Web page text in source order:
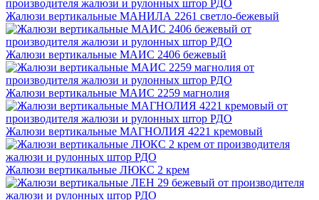
Жалюзи вертикальные МАНИЛА 2261 светло-бежевый
Жалюзи вертикальные МАИС 2406 бежевый
Жалюзи вертикальные МАИС 2259 магнолия
Жалюзи вертикальные МАГНОЛИЯ 4221 кремовый
Жалюзи вертикальные ЛЮКС 2 крем